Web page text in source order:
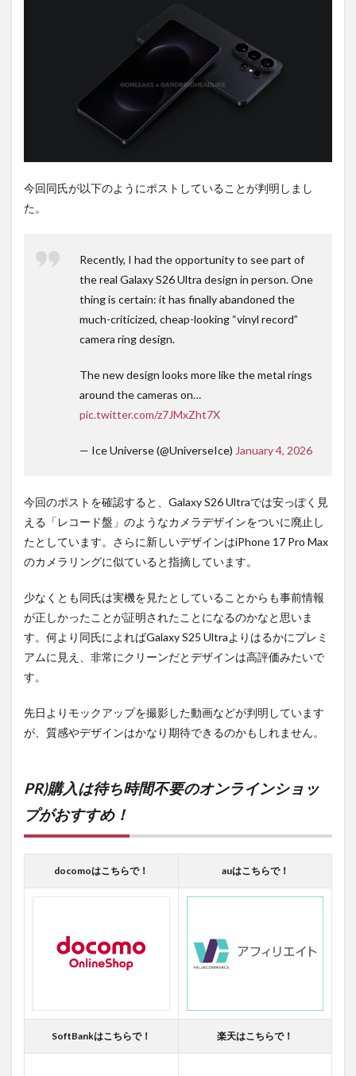
おす
す
め！
今回同氏が以下のようにポストしていることが判明しまし
た。
Recently, I had the opportunity to see part of
the real Galaxy S26 Ultra design in person. One
thing is certain: it has finally abandoned the
much-criticized, cheap-looking “vinyl record”
camera ring design.
The new design looks more like the metal rings
around the cameras on…
pic.twitter.com/z7JMxZht7X
— Ice Universe (@UniverseIce) January 4, 2026
今回のポストを確認すると、Galaxy S26 Ultraでは安っぽく見
える「レコード盤」のようなカメラデザインをついに廃止し
たとしています。さらに新しいデザインはiPhone 17 Pro Max
のカメラリングに似ていると指摘しています。
少なくとも同氏は実機を見たとしていることからも事前情報
が正しかったことが証明されたことになるのかなと思いま
す。何より同氏によればGalaxy S25 Ultraよりはるかにプレミ
アムに見え、非常にクリーンだとデザインは高評価みたいで
す。
先日よりモックアップを撮影した動画などが判明しています
が、質感やデザインはかなり期待できるのかもしれません。
PR)購入は待ち時間不要のオンラインショッ
プがおすすめ！
docomoはこちらで！ auはこちらで！
SoftBankはこちらで！ 楽天はこちらで！